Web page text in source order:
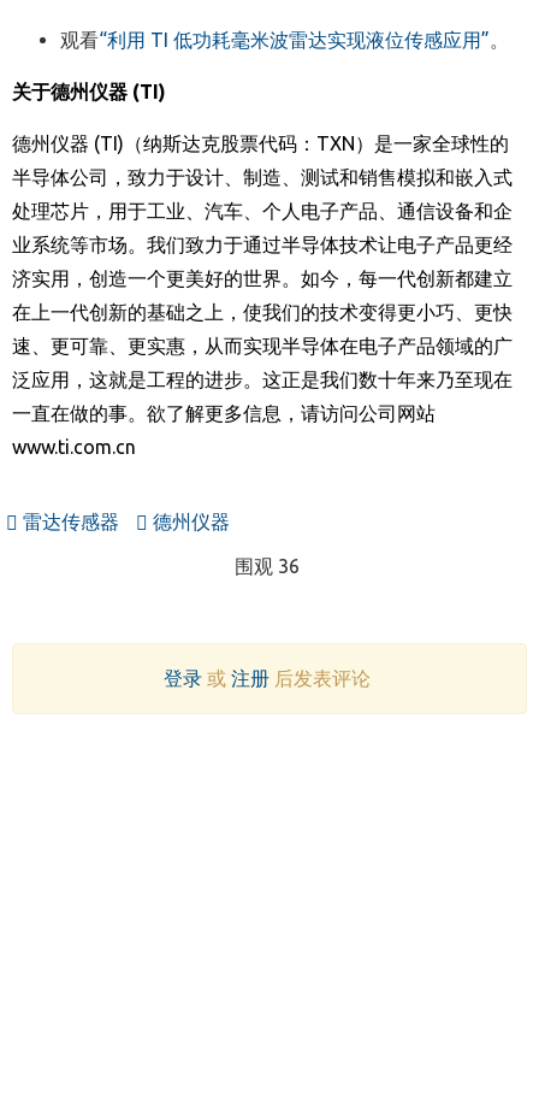
观看“利用 TI 低功耗毫米波雷达实现液位传感应用”
关于德州仪器 (TI)
德州仪器 (TI) （纳斯达克股票代码： TXN）是一家全球性的
半导体公司，致力于设计、制造、测试和销售模拟和嵌入式
处理芯片，用于工业、汽车、个人电子产品、通信设备和企
业系统等市场。我们致力于通过半导体技术让电子产品更经
济实用，创造一个更美好的世界。如今，每一代创新都建立
在上一代创新的基础之上，使我们的技术变得更小巧、更快
速、更可靠、更实惠，从而实现半导体在电子产品领域的广
泛应用，这就是工程的进步。这正是我们数十年来乃至现在
一直在做的事。欲了解更多信息，请访问公司网站
www.ti.com.cn
雷达传感器 德州仪器
围观 36
登录或 注册后发表评论